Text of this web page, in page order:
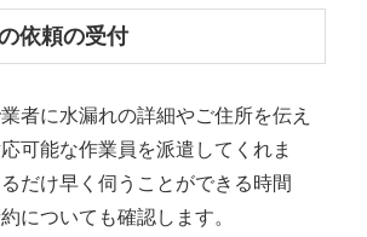
依頼の受付
者に水漏れの詳細やご住所を伝え
可能な作業員を派遣してくれま
だけ早く伺うことができる時間
についても確認します。